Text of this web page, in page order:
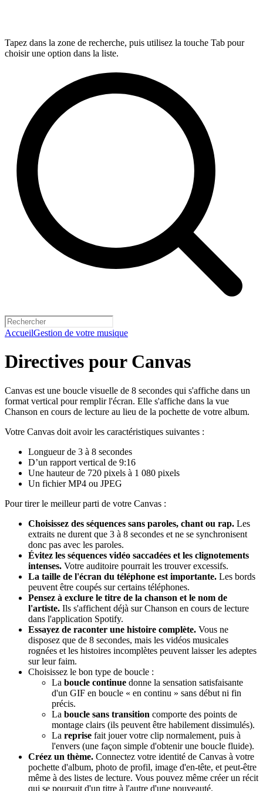
Tapez dans la zone de recherche, puis utilisez la touche Tab pour
choisir une option dans la liste.
AccueilGestion de votre musique
Directives pour Canvas
Canvas est une boucle visuelle de 8 secondes qui s'affiche dans un
format vertical pour remplir l'écran. Elle s'affiche dans la vue
Chanson en cours de lecture au lieu de la pochette de votre album.
Votre Canvas doit avoir les caractéristiques suivantes :
Longueur de 3 à 8 secondes
D’un rapport vertical de 9:16
Une hauteur de 720 pixels à 1 080 pixels
Un fichier MP4 ou JPEG
Pour tirer le meilleur parti de votre Canvas :
Choisissez des séquences sans paroles, chant ou rap. Les
extraits ne durent que 3 à 8 secondes et ne se synchronisent
donc pas avec les paroles.
Évitez les séquences vidéo saccadées et les clignotements
intenses. Votre auditoire pourrait les trouver excessifs.
La taille de l'écran du téléphone est importante. Les bords
peuvent être coupés sur certains téléphones.
Pensez à exclure le titre de la chanson et le nom de
l'artiste. Ils s'affichent déjà sur Chanson en cours de lecture
dans l'application Spotify.
Essayez de raconter une histoire complète. Vous ne
disposez que de 8 secondes, mais les vidéos musicales
rognées et les histoires incomplètes peuvent laisser les adeptes
sur leur faim.
Choisissez le bon type de boucle :
La boucle continue donne la sensation satisfaisante
d'un GIF en boucle « en continu » sans début ni fin
précis.
La boucle sans transition comporte des points de
montage clairs (ils peuvent être habilement dissimulés).
La reprise fait jouer votre clip normalement, puis à
l'envers (une façon simple d'obtenir une boucle fluide).
Créez un thème. Connectez votre identité de Canvas à votre
pochette d'album, photo de profil, image d'en-tête, et peut-être
même à des listes de lecture. Vous pouvez même créer un récit
qui se poursuit d'un titre à l'autre d'une nouveauté.